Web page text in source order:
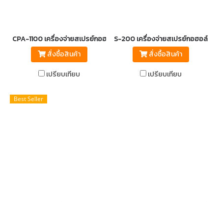
CPA-1100 เครื่องจ่ายสเปรย์กอฮอล์อัตโนมัติ
สั่งซื้อสินค้า
เปรียบเทียบ
S-200 เครื่องจ่ายสเปรย์กอฮอล์อัต
สั่งซื้อสินค้า
เปรียบเทียบ
Best Seller